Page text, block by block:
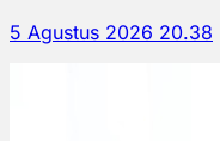
5 Agustus 2026 20.38